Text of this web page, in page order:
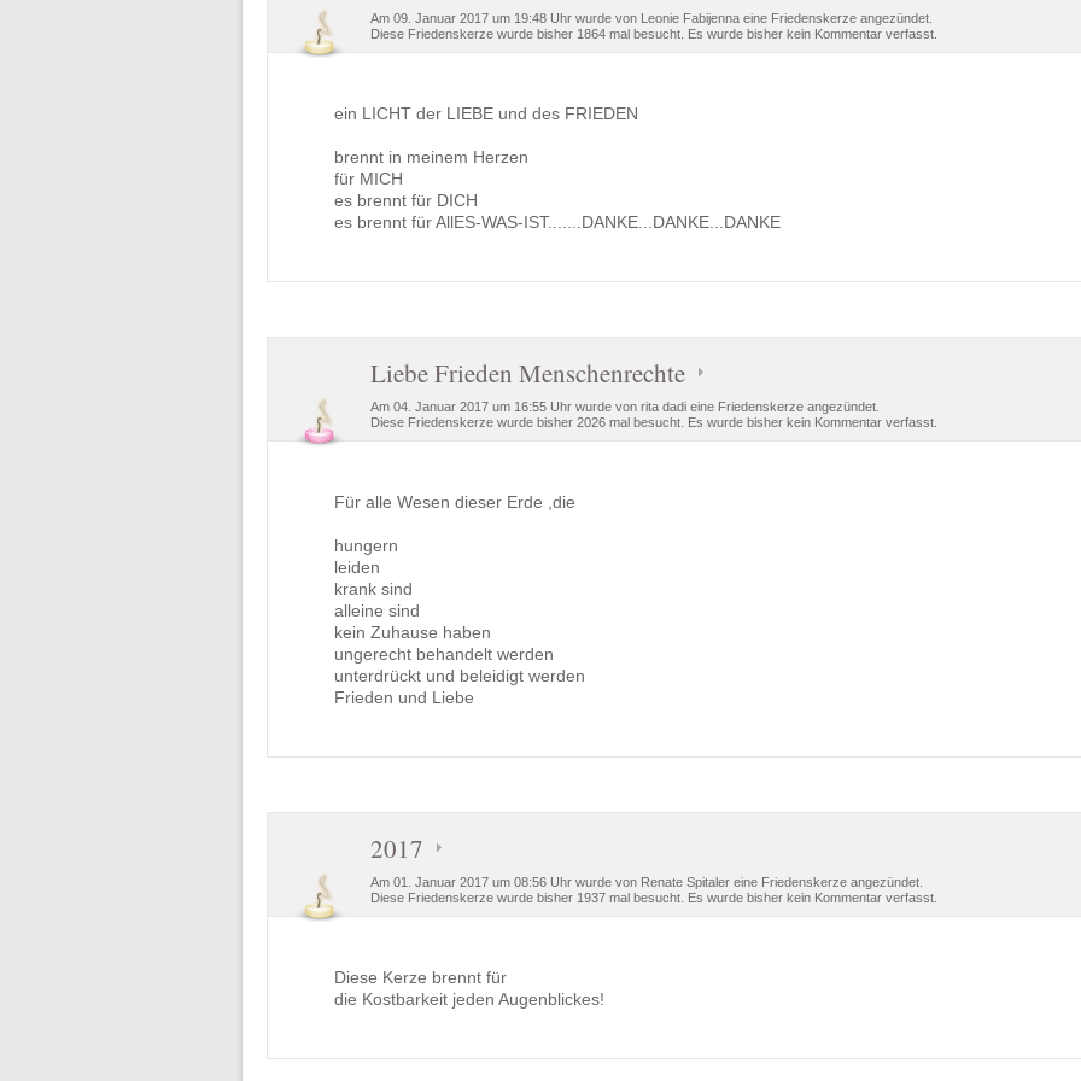
Am 09. Januar 2017 um 19:48 Uhr wurde von Leonie Fabijenna eine Friedenskerze angezündet.
Diese Friedenskerze wurde bisher 1864 mal besucht. Es wurde bisher kein Kommentar verfasst.
ein LICHT der LIEBE und des FRIEDEN
brennt in meinem Herzen
für MICH
es brennt für DICH
es brennt für AllES-WAS-IST.......DANKE...DANKE...DANKE
Liebe Frieden Menschenrechte
Am 04. Januar 2017 um 16:55 Uhr wurde von rita dadi eine Friedenskerze angezündet.
Diese Friedenskerze wurde bisher 2026 mal besucht. Es wurde bisher kein Kommentar verfasst.
Für alle Wesen dieser Erde ,die
hungern
leiden
krank sind
alleine sind
kein Zuhause haben
ungerecht behandelt werden
unterdrückt und beleidigt werden
Frieden und Liebe
2017
Am 01. Januar 2017 um 08:56 Uhr wurde von Renate Spitaler eine Friedenskerze angezündet.
Diese Friedenskerze wurde bisher 1937 mal besucht. Es wurde bisher kein Kommentar verfasst.
Diese Kerze brennt für
die Kostbarkeit jeden Augenblickes!